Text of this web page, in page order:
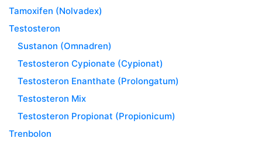
Tamoxifen (Nolvadex)
Testosteron
Sustanon (Omnadren)
Testosteron Cypionate (Cypionat)
Testosteron Enanthate (Prolongatum)
Testosteron Mix
Testosteron Propionat (Propionicum)
Trenbolon